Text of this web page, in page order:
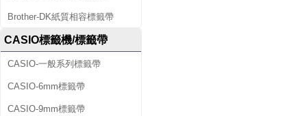
Brother-DK紙質相容標籤帶
CASIO標籤機/標籤帶
CASIO-一般系列標籤帶
CASIO-6mm標籤帶
CASIO-9mm標籤帶